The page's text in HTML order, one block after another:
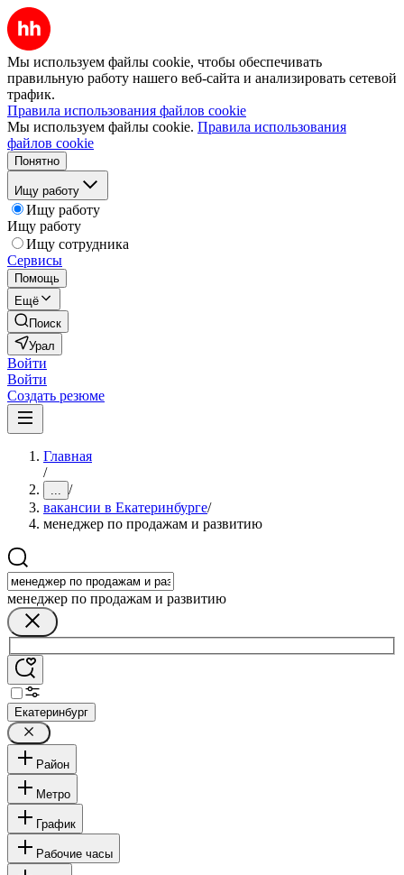
Мы используем файлы cookie, чтобы обеспечивать
правильную работу нашего веб-сайта и анализировать сетевой
трафик.
Правила использования файлов cookie
Мы используем файлы cookie. Правила использования
файлов cookie
Понятно
Ищу работу
Ищу работу
Ищу работу
Ищу сотрудника
Сервисы
Помощь
Ещё
Поиск
Урал
Войти
Войти
Создать резюме
Главная
/
... /
вакансии в Екатеринбурге/
менеджер по продажам и развитию
менеджер по продажам и развитию
Екатеринбург
Район
Метро
График
Рабочие часы